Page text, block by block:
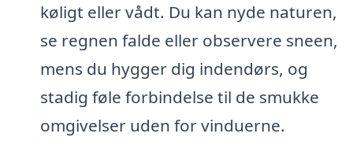
køligt eller vådt. Du kan nyde naturen,
se regnen falde eller observere sneen,
mens du hygger dig indendørs, og
stadig føle forbindelse til de smukke
omgivelser uden for vinduerne.